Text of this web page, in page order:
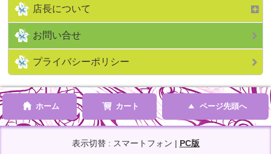
店長について
お問い合せ
プライバシーポリシー
ホーム カート ページ先頭へ
表示切替 : スマートフォン | PC版